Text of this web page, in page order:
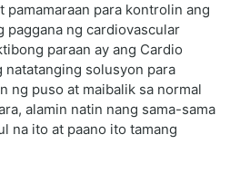
pamamaraan para kontrolin ang
paggana ng cardiovascular
paraan ay ang Cardio
natatanging solusyon para
ng puso at maibalik sa normal
alamin natin nang sama-sama
na ito at paano ito tamang